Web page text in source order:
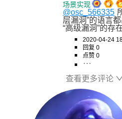
场景实现
@osc_566335
层漏洞”的语言
“高级漏洞”的存
2020-04-24
回复 0
点赞 0
查看更多评论